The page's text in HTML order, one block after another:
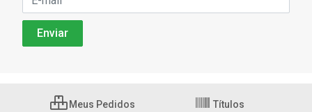
Meus Pedidos Títulos